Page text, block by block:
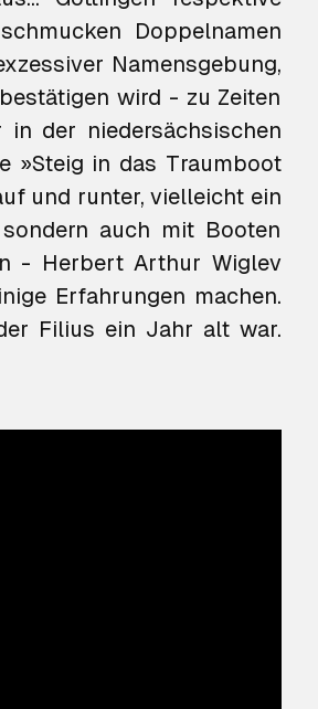
Doppelnamen
Namensgebung,
wird - zu Zeiten
der niedersächsischen
»Steig in das Traumboot
und runter, vielleicht ein
auch mit Booten
- Herbert Arthur Wiglev
Erfahrungen machen.
Filius ein Jahr alt war.